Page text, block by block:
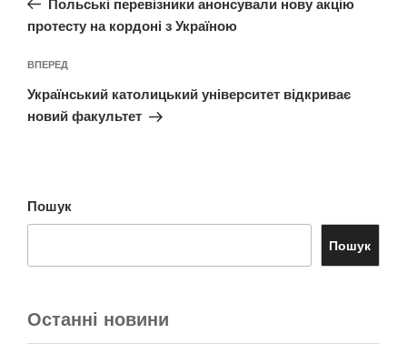
протесту на кордоні з Україною
Наступний
запис
ВПЕРЕД
Український католицький університет відкриває
новий факультет
Пошук
Пошук
Останні новини